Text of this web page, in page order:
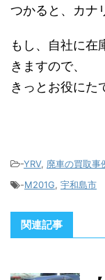
つかると、カナ
もし、自社に在
きますので、
きっとお役にた
-YRV, 廃車の買取事
-M201G, 宇和島市
関連記事